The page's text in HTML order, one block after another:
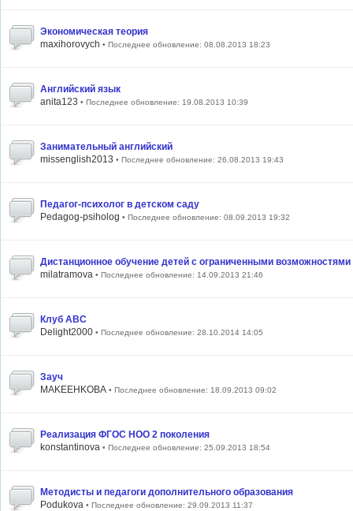
Экономическая теория
maxihorovych • Последнее обновление: 08.08.2013 18:23
Английский язык
anita123 • Последнее обновление: 19.08.2013 10:39
Занимательный английский
missenglish2013 • Последнее обновление: 26.08.2013 19:43
Педагог-психолог в детском саду
Pedagog-psiholog • Последнее обновление: 08.09.2013 19:32
Дистанционное обучение детей с ограниченными возможностями
milatramova • Последнее обновление: 14.09.2013 21:46
Клуб АВС
Delight2000 • Последнее обновление: 28.10.2014 14:05
Зауч
MAKEEHKOBA • Последнее обновление: 18.09.2013 09:02
Реализация ФГОС НОО 2 поколения
konstantinova • Последнее обновление: 25.09.2013 18:54
Методисты и педагоги дополнительного образования
Podukova • Последнее обновление: 29.09.2013 11:37